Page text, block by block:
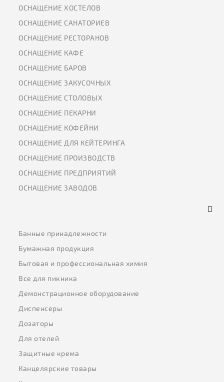
ОСНАЩЕНИЕ ХОСТЕЛОВ
ОСНАЩЕНИЕ САНАТОРИЕВ
ОСНАЩЕНИЕ РЕСТОРАНОВ
ОСНАЩЕНИЕ КАФЕ
ОСНАЩЕНИЕ БАРОВ
ОСНАЩЕНИЕ ЗАКУСОЧНЫХ
ОСНАЩЕНИЕ СТОЛОВЫХ
ОСНАЩЕНИЕ ПЕКАРНИ
ОСНАЩЕНИЕ КОФЕЙНИ
ОСНАЩЕНИЕ ДЛЯ КЕЙТЕРИНГА
ОСНАЩЕНИЕ ПРОИЗВОДСТВ
ОСНАЩЕНИЕ ПРЕДПРИЯТИЙ
ОСНАЩЕНИЕ ЗАВОДОВ
Банные принадлежности
Бумажная продукция
Бытовая и профессиональная химия
Все для пикника
Демонстрационное оборудование
Диспенсеры
Дозаторы
Для отелей
Защитные крема
Канцелярские товары